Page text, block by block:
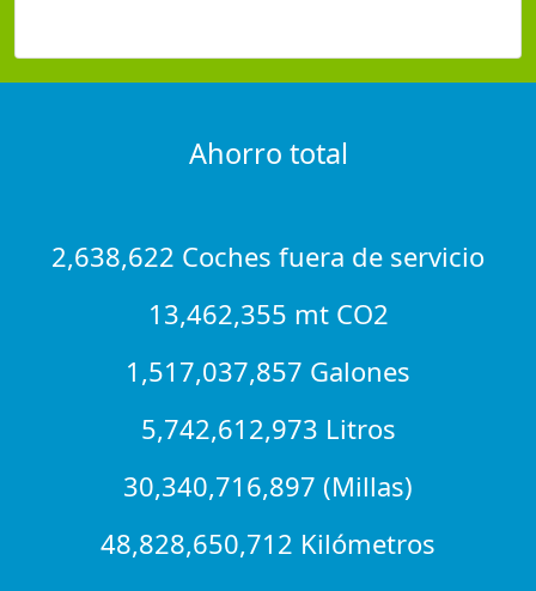
Ahorro total
2,638,622 Coches fuera de servicio
13,462,355 mt CO2
1,517,037,857 Galones
5,742,612,973 Litros
30,340,716,897 (Millas)
48,828,650,712 Kilómetros